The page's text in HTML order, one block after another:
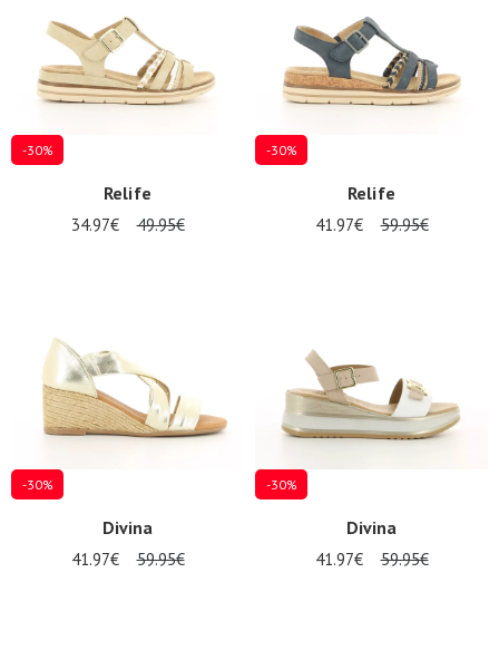
-30%
Relife
34.97€ 49.95€
-30%
Relife
41.97€ 59.95€
-30%
Divina
41.97€ 59.95€
-30%
Divina
41.97€ 59.95€